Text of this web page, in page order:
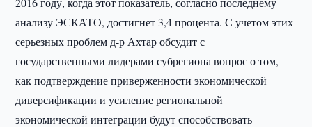
анализу ЭСКАТО, достигнет 3,4 процента. С учетом этих
серьезных проблем д-р Ахтар обсудит с
государственными лидерами субрегиона вопрос о том,
как подтверждение приверженности экономической
диверсификации и усиление региональной
экономической интеграции будут способствовать